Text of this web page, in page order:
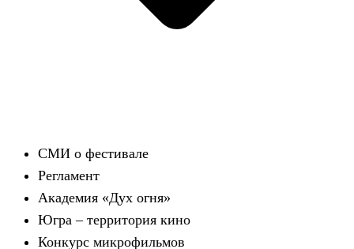
СМИ о фестивале
Регламент
Академия «Дух огня»
Югра – территория кино
Конкурс микрофильмов